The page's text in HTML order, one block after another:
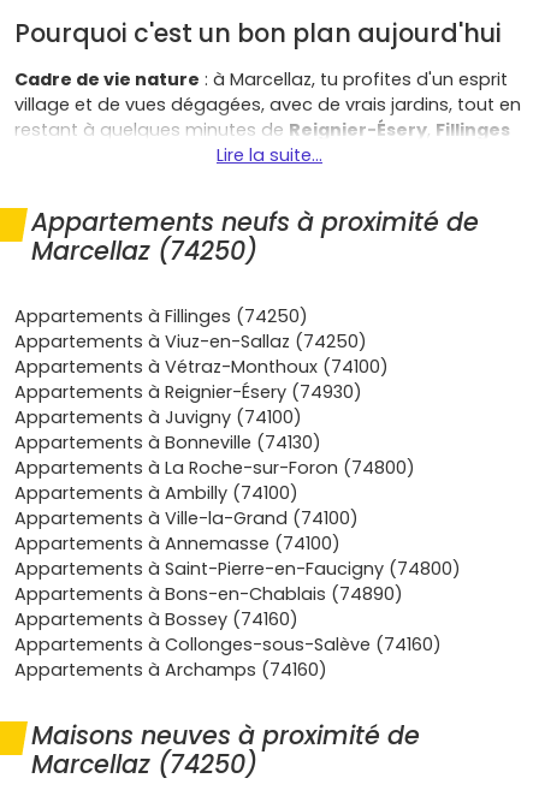
Pourquoi c'est un bon plan aujourd'hui
Cadre de vie nature : à Marcellaz, tu profites d'un esprit
village et de vues dégagées, avec de vrais jardins, tout en
restant à quelques minutes de Reignier-Ésery, Fillinges
La Roche-sur-Foron. Idéal si tu veux élever les enfants
Attractivité transfrontalière: la proximité duLéman
Expressà Reignier et des axes vers
les maisons, donc un bon potentiel de
revente
Confort et économies d'énergie: les programmes
récents respectent laRE 2020(isolation renforcée,
pompe à chaleur, gestion des apports solaires). Tu
maîtrises tes charges et tu gagnes en confort
acoustique et thermique.
Achat serein: enVEFA, tu bénéficies de
réduitsautour de2 à 3 %et de garanties (parfait
achèvement, décennale). Pas de gros travaux à prévoir,
tu emménages l'esprit léger.
Quels types de maison neuve tu peux
trouver à Marcellaz
premier achat ou une jeune famille. Elles optimisent les
surfaces (séjour traversant, 3-4 chambres, jardin privatif)
Lire la suite...
Appartements neufs à proximité de
Marcellaz (74250)
Appartements à Fillinges (74250)
Appartements à Viuz-en-Sallaz (74250)
Appartements à Vétraz-Monthoux (74100)
Appartements à Reignier-Ésery (74930)
Appartements à Juvigny (74100)
Appartements à Bonneville (74130)
Appartements à La Roche-sur-Foron (74800)
Appartements à Ambilly (74100)
Appartements à Ville-la-Grand (74100)
Appartements à Annemasse (74100)
Appartements à Saint-Pierre-en-Faucigny (74800)
Appartements à Bons-en-Chablais (74890)
Appartements à Bossey (74160)
Appartements à Collonges-sous-Salève (74160)
Appartements à Archamps (74160)
Maisons neuves à proximité de
Marcellaz (74250)